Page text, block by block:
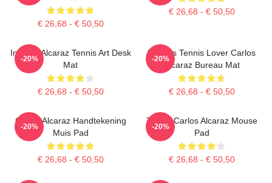
€ 26,68 - € 50,50
€ 26,68 - € 50,50
Intense Alcaraz Tennis Art Desk
Mat
€ 26,68 - € 50,50
-20%
Meisjes Tennis Lover Carlos
Alcaraz Bureau Mat
€ 26,68 - € 50,50
-20%
Carlos Alcaraz Handtekening
Muis Pad
€ 26,68 - € 50,50
-20%
Tennis Carlos Alcaraz Mouse
Pad
€ 26,68 - € 50,50
-20%